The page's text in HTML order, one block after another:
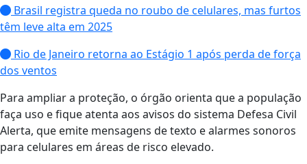
Brasil registra queda no roubo de celulares, mas furtos
têm leve alta em 2025
Rio de Janeiro retorna ao Estágio 1 após perda de força
dos ventos
Para ampliar a proteção, o órgão orienta que a população
faça uso e fique atenta aos avisos do sistema Defesa Civil
Alerta, que emite mensagens de texto e alarmes sonoros
para celulares em áreas de risco elevado.